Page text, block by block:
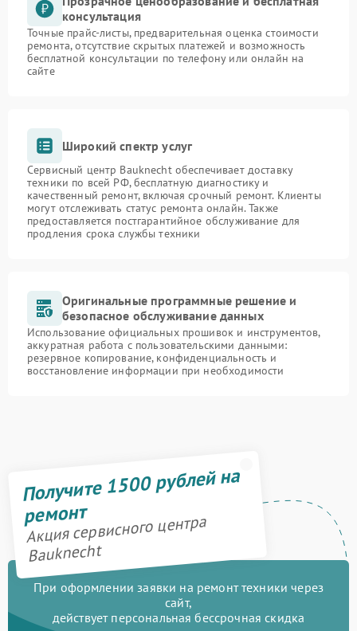
консультация
Точные прайс-листы, предварительная оценка стоимости
ремонта, отсутствие скрытых платежей и возможность
бесплатной консультации по телефону или онлайн на
сайте
Широкий спектр услуг
Сервисный центр Bauknecht обеспечивает доставку
техники по всей РФ, бесплатную диагностику и
качественный ремонт, включая срочный ремонт. Клиенты
могут отслеживать статус ремонта онлайн. Также
предоставляется постгарантийное обслуживание для
продления срока службы техники
Оригинальные программные решение и
безопасное обслуживание данных
Использование официальных прошивок и инструментов,
аккуратная работа с пользовательскими данными:
резервное копирование, конфиденциальность и
восстановление информации при необходимости
Получите 1500 рублей на
ремонт
Акция сервисного центра
Bauknecht
При оформлении заявки на ремонт техники через
сайт,
действует персональная бессрочная скидка